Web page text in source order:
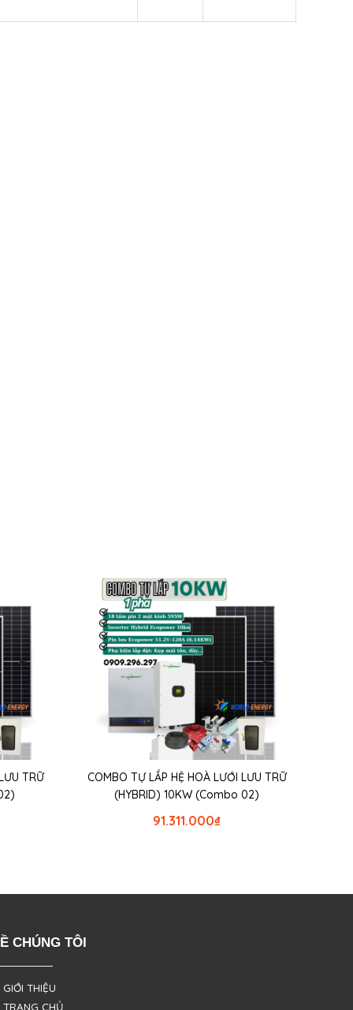
TRỮ
COMBO TỰ LẮP HỆ HOÀ LƯỚI LƯU TRỮ
(HYBRID) 10KW (Combo 02)
₫
91.311.000
CHÚNG TÔI
THIỆU
CHỦ